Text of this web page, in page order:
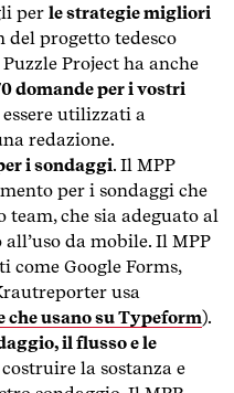
per le strategie migliori
del progetto tedesco
Project ha anche
domande per i vostri
utilizzati a
redazione.
i sondaggi. Il MPP
per i sondaggi che
che sia adeguato al
da mobile. Il MPP
come Google Forms,
usa
che usano su Typeform).
il flusso e le
la sostanza e